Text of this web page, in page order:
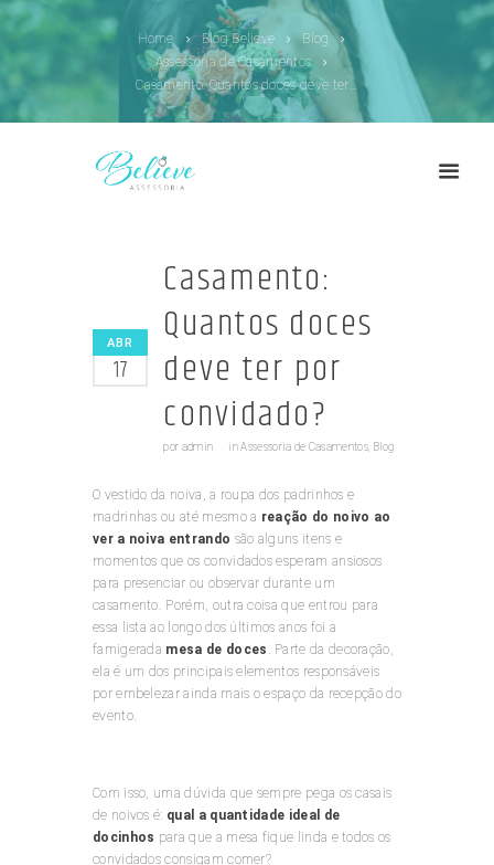
Home Blog Believe
Blog
Assessoria de Casamentos
Casamento: Quantos doces deve ter por convidado?
ABR
17
Casamento:
Quantos doces
deve ter por
convidado?
por admin inAssessoria de Casamentos, Blog
O vestido da noiva, a roupa dos padrinhos e
madrinhas ou até mesmo a reação do noivo ao
ver a noiva entrando são alguns itens e
momentos que os convidados esperam ansiosos
para presenciar ou observar durante um
casamento. Porém, outra coisa que entrou para
essa lista ao longo dos últimos anos foi a
famigerada mesa de doces . Parte da decoração,
ela é um dos principais elementos responsáveis
por embelezar ainda mais o espaço da recepção do
evento.
Com isso, uma dúvida que sempre pega os casais
de noivos é: qual a quantidade ideal de
docinhos para que a mesa fique linda e todos os
convidados consigam comer?